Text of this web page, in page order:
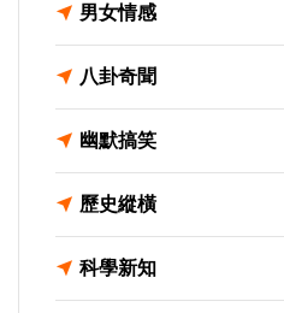
男女情感
八卦奇聞
幽默搞笑
歷史縱橫
科學新知